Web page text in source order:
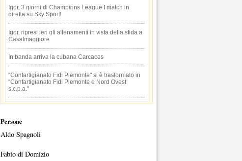
Igor, 3 giorni di Champions League I match in
diretta su Sky Sport!
Igor, ripresi ieri gli allenamenti in vista della sfida a
Casalmaggiore
In banda arriva la cubana Carcaces
"Confartigianato Fidi Piemonte" si è trasformato in
"Confartigianato Fidi Piemonte e Nord Ovest
s.c.p.a."
Persone
Aldo Spagnoli
Fabio di Domizio